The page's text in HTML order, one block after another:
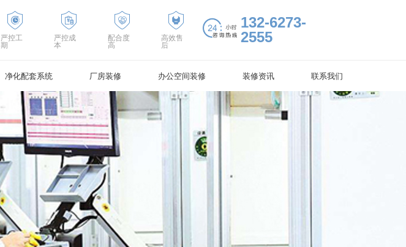
严控工
期
严控成
本
配合度
高
高效售
后
132-6273-
2555
净化配套系统 厂房装修 办公空间装修 装修资讯 联系我们